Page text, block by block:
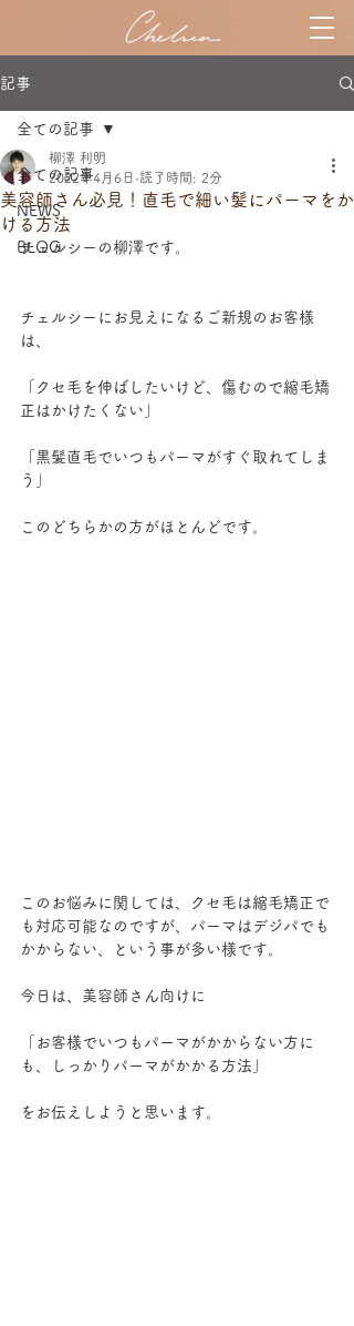
記事
全ての記事
NEWS
BLOG
全ての記事
美容師さん必見！直毛で細い髪にパーマをか
ける方法
柳澤 利明
2022年4月6日 読了時間: 2分
チェルシーの柳澤です。
チェルシーにお見えになるご新規のお客様
は、
「クセ毛を伸ばしたいけど、傷むので縮毛矯
正はかけたくない」
「黒髪直毛でいつもパーマがすぐ取れてしま
う」
このどちらかの方がほとんどです。
このお悩みに関しては、クセ毛は縮毛矯正で
も対応可能なのですが、パーマはデジパでも
かからない、という事が多い様です。
今日は、美容師さん向けに
「お客様でいつもパーマがかからない方に
も、しっかりパーマがかかる方法」
をお伝えしようと思います。